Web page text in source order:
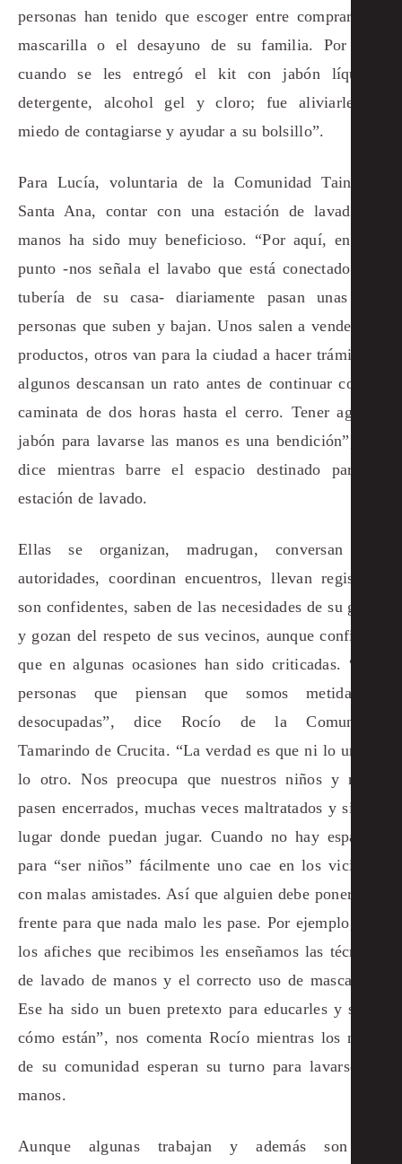
personas han tenido que escoger entre comprar una
mascarilla o el desayuno de su familia. Por eso,
cuando se les entregó el kit con jabón líquido,
detergente, alcohol gel y cloro; fue aliviarles el
miedo de contagiarse y ayudar a su bolsillo”.
Para Lucía, voluntaria de la Comunidad Taina de
Santa Ana, contar con una estación de lavado de
manos ha sido muy beneficioso. “Por aquí, en este
punto -nos señala el lavabo que está conectado a la
tubería de su casa- diariamente pasan unas 600
personas que suben y bajan. Unos salen a vender sus
productos, otros van para la ciudad a hacer trámites y
algunos descansan un rato antes de continuar con su
caminata de dos horas hasta el cerro. Tener agua y
jabón para lavarse las manos es una bendición”, nos
dice mientras barre el espacio destinado para la
estación de lavado.
Ellas se organizan, madrugan, conversan con
autoridades, coordinan encuentros, llevan registros,
son confidentes, saben de las necesidades de su gente
y gozan del respeto de sus vecinos, aunque confiesan
que en algunas ocasiones han sido criticadas. “Hay
personas que piensan que somos metidas o
desocupadas”, dice Rocío de la Comunidad
Tamarindo de Crucita. “La verdad es que ni lo uno ni
lo otro. Nos preocupa que nuestros niños y niñas
pasen encerrados, muchas veces maltratados y sin un
lugar donde puedan jugar. Cuando no hay espacios
para “ser niños” fácilmente uno cae en los vicios o
con malas amistades. Así que alguien debe ponerse al
frente para que nada malo les pase. Por ejemplo, con
los afiches que recibimos les enseñamos las técnicas
de lavado de manos y el correcto uso de mascarilla.
Ese ha sido un buen pretexto para educarles y saber
cómo están”, nos comenta Rocío mientras los niños
de su comunidad esperan su turno para lavarse las
manos.
Aunque algunas trabajan y además son las